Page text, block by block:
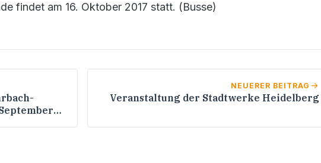
findet am 16. Oktober 2017 statt. (Busse)
NEUERER BEITRAG
Veranstaltung der Stadtwerke Heidelberg